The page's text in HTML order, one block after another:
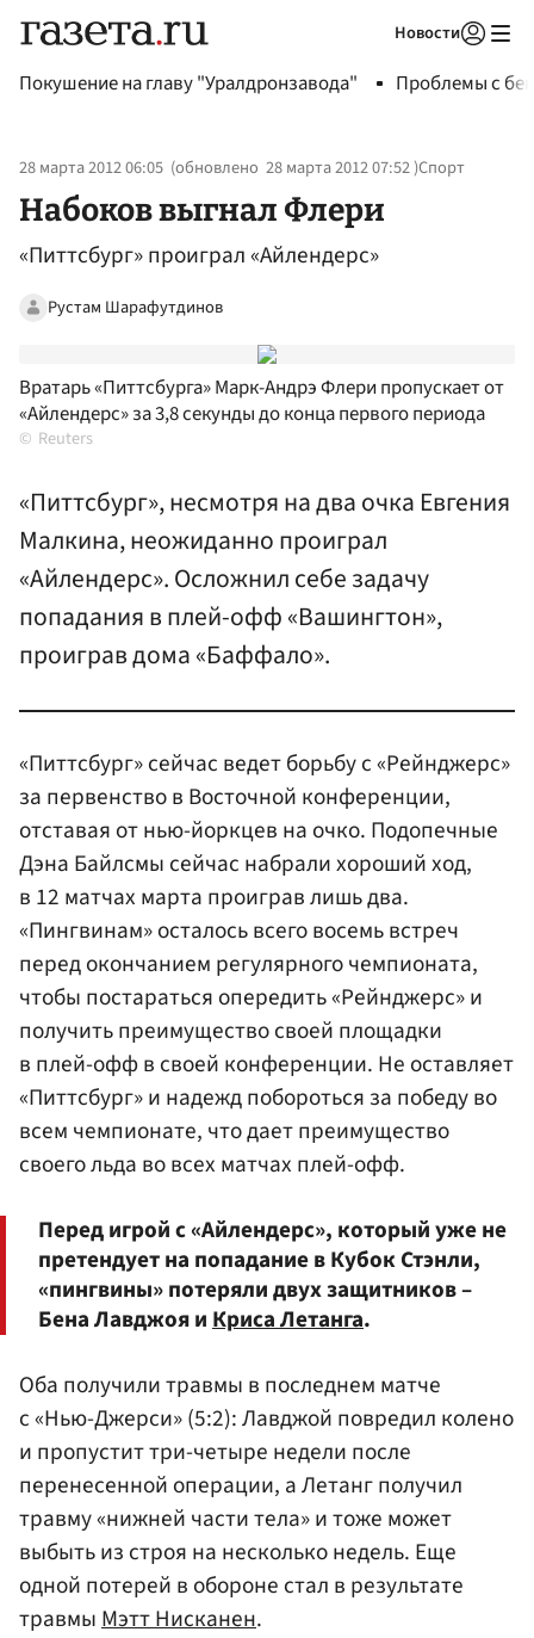
Новости
Покушение на главу "Уралдронзавода" Проблемы с
28 марта 2012 06:05 (обновлено 28 марта 2012 07:52)Спорт
Набоков выгнал Флери
«Питтсбург» проиграл «Айлендерс»
Рустам Шарафутдинов
Вратарь «Питтсбурга» Марк-Андрэ Флери пропускает от
«Айлендерс» за 3,8 секунды до конца первого периода
Reuters
«Питтсбург», несмотря на два очка Евгения
Малкина, неожиданно проиграл
«Айлендерс». Осложнил себе задачу
попадания в плей-офф «Вашингтон»,
проиграв дома «Баффало».
«Питтсбург» сейчас ведет борьбу с «Рейнджерс»
за первенство в Восточной конференции,
отставая от нью-йоркцев на очко. Подопечные
Дэна Байлсмы сейчас набрали хороший ход,
в 12 матчах марта проиграв лишь два.
«Пингвинам» осталось всего восемь встреч
перед окончанием регулярного чемпионата,
чтобы постараться опередить «Рейнджерс» и
получить преимущество своей площадки
в плей-офф в своей конференции. Не оставляет
«Питтсбург» и надежд побороться за победу во
всем чемпионате, что дает преимущество
своего льда во всех матчах плей-офф.
Перед игрой с «Айлендерс», который уже не
претендует на попадание в Кубок Стэнли,
«пингвины» потеряли двух защитников –
Бена Лавджоя и Криса Летанга.
Оба получили травмы в последнем матче
с «Нью-Джерси» (5:2): Лавджой повредил колено
и пропустит три-четыре недели после
перенесенной операции, а Летанг получил
травму «нижней части тела» и тоже может
выбыть из строя на несколько недель. Еще
одной потерей в обороне стал в результате
травмыМэтт Нисканен.